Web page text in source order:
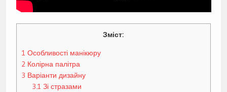
Зміст:
1 Особливості манікюру
2Колірна палітра
3 Варіанти дизайну
3.1 Зі стразами